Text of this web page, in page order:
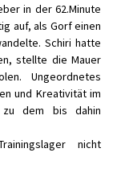
in der 62.Minute
auf, als Gorf einen
Schiri hatte
stellte die Mauer
Ungeordnetes
und Kreativität im
zu dem bis dahin
nicht